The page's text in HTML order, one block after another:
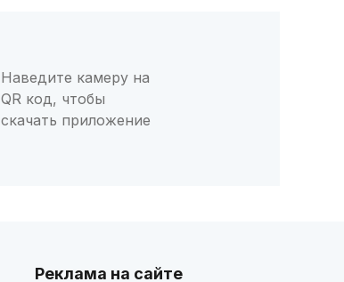
Наведите камеру на
QR код, чтобы
скачать приложение
Реклама на сайте